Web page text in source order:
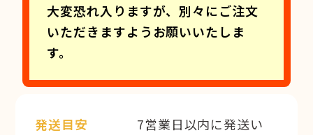
大変恐れ入りますが、別々にご注文
いただきますようお願いいたしま
す。
発送目安
7営業日以内に発送い